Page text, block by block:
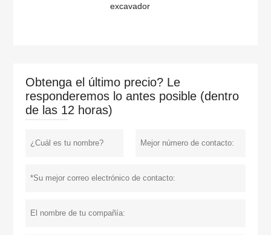
excavador
Obtenga el último precio? Le
responderemos lo antes posible (dentro
de las 12 horas)